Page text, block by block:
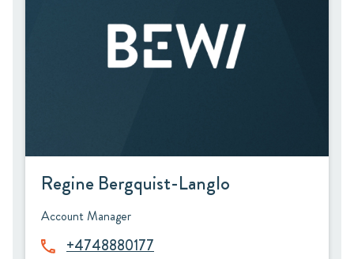
Regine Bergquist-Langlo
Account Manager
+4748880177